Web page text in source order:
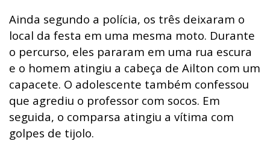
Ainda segundo a polícia, os três deixaram o
local da festa em uma mesma moto. Durante
o percurso, eles pararam em uma rua escura
e o homem atingiu a cabeça de Ailton com um
capacete. O adolescente também confessou
que agrediu o professor com socos. Em
seguida, o comparsa atingiu a vítima com
golpes de tijolo.